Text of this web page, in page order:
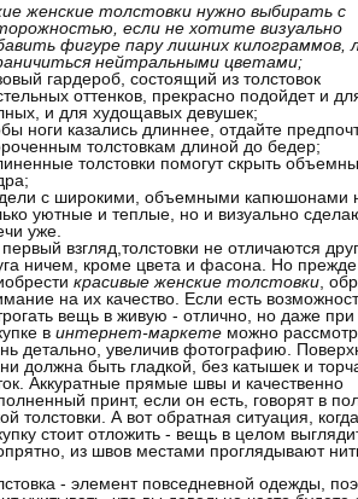
женские толстовки нужно выбирать с
если не хотите визуально
фигуре пару лишних килограммов,
нейтральными цветами;
гардероб, состоящий из толстовок
оттенков, прекрасно подойдет и
и для худощавых девушек;
ноги казались длиннее, отдайте
толстовкам длиной до бедер;
толстовки помогут скрыть
с широкими, объемными капюшонами
уютные и теплые, но и визуально
уже.
взгляд,толстовки не отличаются
ничем, кроме цвета и фасона. Но
красивые женские толстовки,
на их качество. Если есть
вещь в живую - отлично, но даже при
в интернет-маркете можно
детально, увеличив фотографию.
должна быть гладкой, без катышек и
Аккуратные прямые швы и качественно
принт, если он есть, говорят в
толстовки. А вот обратная ситуация, когда
стоит отложить - вещь в целом
из швов местами проглядывают
- элемент повседневной одежды,